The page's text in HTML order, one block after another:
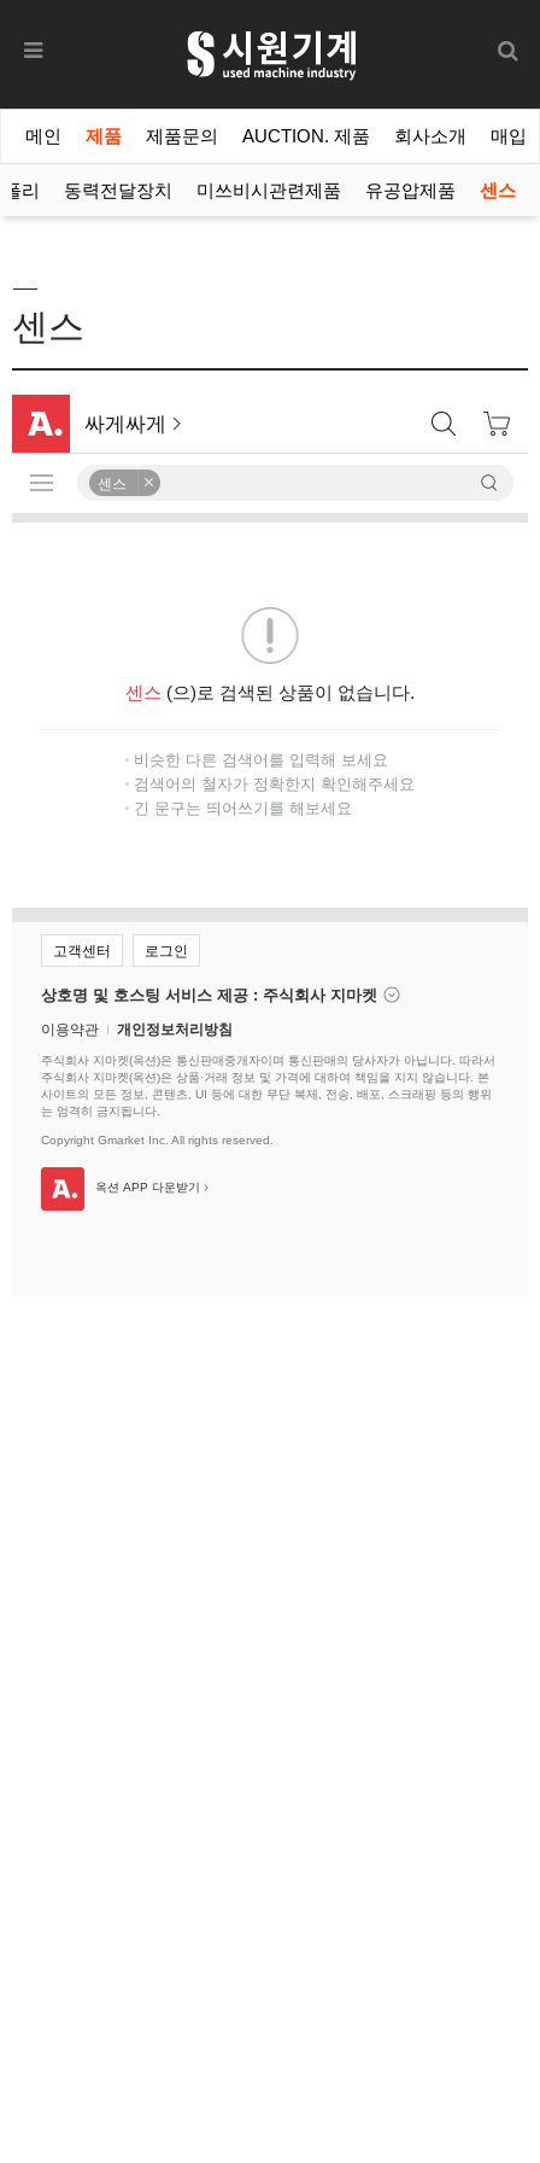
메인 제품 제품문의 AUCTION. 제품 회사소개 매입
폴리 동력전달장치 미쓰비시관련제품 유공압제품 센스
센스